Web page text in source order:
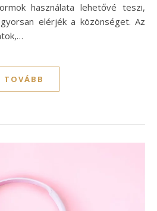
használata lehetővé teszi,
elérjék a közönséget. Az
TOVÁBB